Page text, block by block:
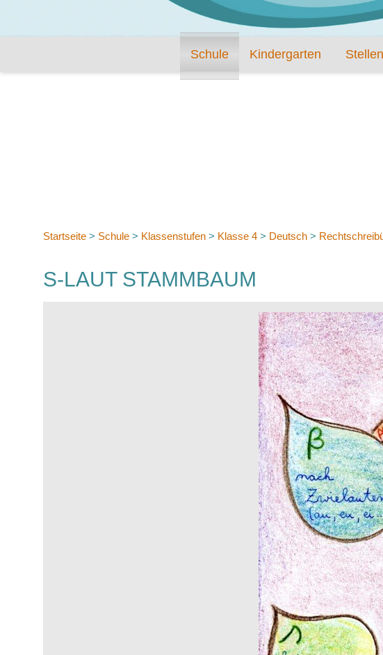
Schule Kindergarten
Startseite > Schule > Klassenstufen > Klasse 4 > Deutsch >
S-LAUT STAMMBAUM